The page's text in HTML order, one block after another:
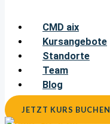
CMD aix
Kursangebote
Standorte
Team
Blog
JETZT KURS BUCHEN